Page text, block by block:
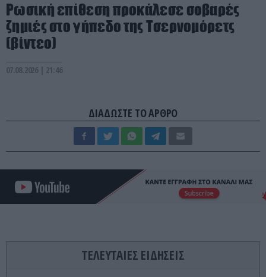
Ρωσική επίθεση προκάλεσε σοβαρές
ζημιές στο γήπεδο της Τσερνομόρετς
(βίντεο)
07.08.2026 | 21:46
ΔΙΑΔΩΣΤΕ ΤΟ ΑΡΘΡΟ
ΤΕΛΕΥΤΑΙΕΣ ΕΙΔΗΣΕΙΣ